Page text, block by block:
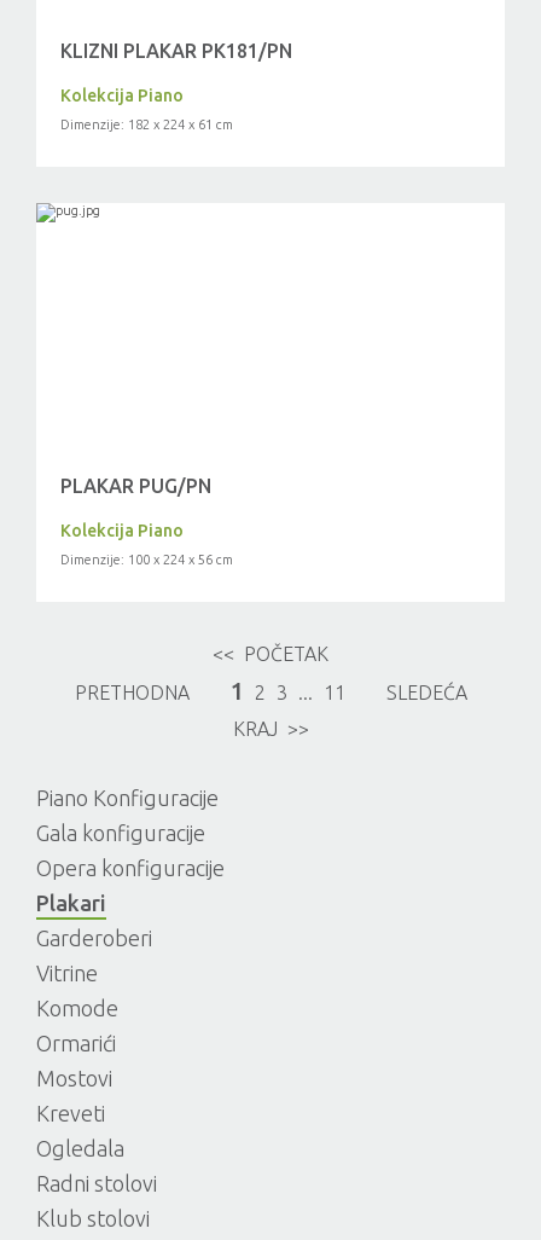
KLIZNI PLAKAR PK181/PN
Kolekcija Piano
Dimenzije: 182 x 224 x 61 cm
PLAKAR PUG/PN
Kolekcija Piano
Dimenzije: 100 x 224 x 56 cm
<< POČETAK
PRETHODNA
1 2 3 ... 11
SLEDEĆA
KRAJ >>
Piano Konfiguracije
Gala konfiguracije
Opera konfiguracije
Plakari
Garderoberi
Vitrine
Komode
Ormarići
Mostovi
Kreveti
Ogledala
Radni stolovi
Klub stolovi